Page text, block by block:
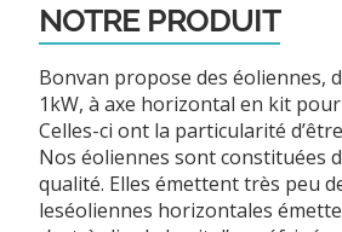
NOTRE PRODUIT
Bonvan propose des éolienne s,
1kW, à axe horizontal en kit
Celles-ci ont la particularité
Nos éoliennes sont constituées
qualité. Elles émettent très peu
leséoliennes horizontales